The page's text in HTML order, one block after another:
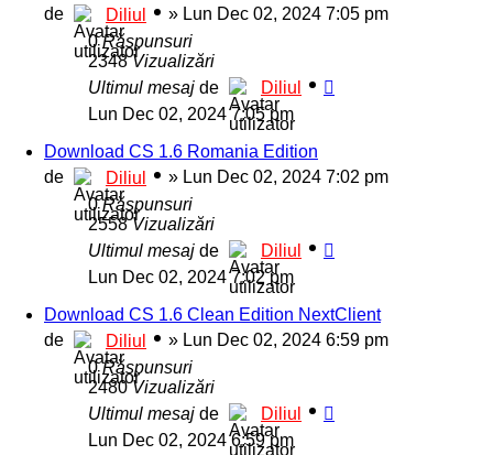
de
Diliul » Lun Dec 02, 2024 7:05 pm
0Răspunsuri
2348Vizualizări
Ultimul mesaj de
Diliul
Lun Dec 02, 2024 7:05 pm
Download CS 1.6 Romania Edition
de
Diliul » Lun Dec 02, 2024 7:02 pm
0Răspunsuri
2558Vizualizări
Ultimul mesaj de
Diliul
Lun Dec 02, 2024 7:02 pm
Download CS 1.6 Clean Edition NextClient
de
Diliul » Lun Dec 02, 2024 6:59 pm
0Răspunsuri
2480Vizualizări
Ultimul mesaj de
Diliul
Lun Dec 02, 2024 6:59 pm